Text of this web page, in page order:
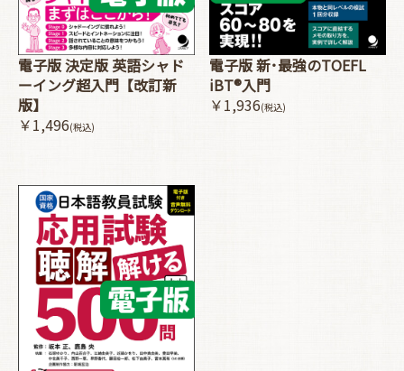
電子版 決定版 英語シャド
ーイング超入門【改訂新
版】
￥1,496(税込)
電子版 新･最強のTOEFL
iBT®入門
￥1,936(税込)